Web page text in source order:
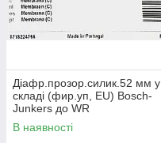
Діафр.прозор.силик.52 мм у
складі (фир.уп, EU) Bosch-
Junkers до WR
400-. арт.8700503053(0),
к.з.0868
В наявності